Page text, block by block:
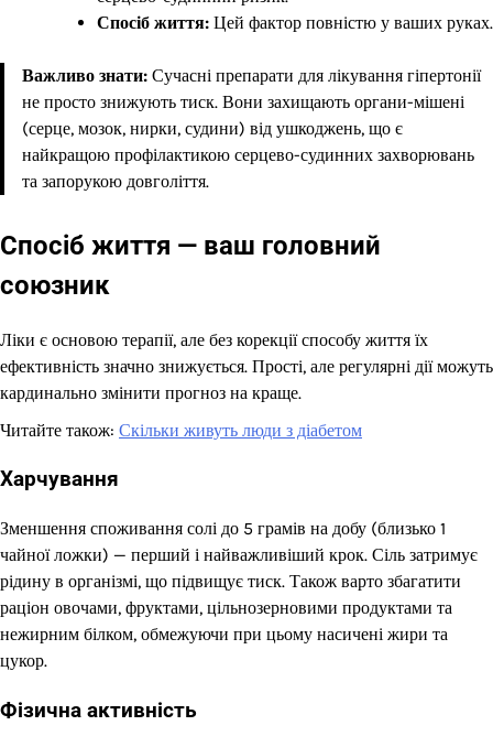
Спосіб життя: Цей фактор повністю у ваших руках.
Важливо знати: Сучасні препарати для лікування гіпертонії
не просто знижують тиск. Вони захищають органи-мішені
(серце, мозок, нирки, судини) від ушкоджень, що є
найкращою профілактикою серцево-судинних захворювань
та запорукою довголіття.
Спосіб життя — ваш головний
союзник
Ліки є основою терапії, але без корекції способу життя їх
ефективність значно знижується. Прості, але регулярні дії можуть
кардинально змінити прогноз на краще.
Читайте також: Скільки живуть люди з діабетом
Харчування
Зменшення споживання солі до 5 грамів на добу (близько 1
чайної ложки) — перший і найважливіший крок. Сіль затримує
рідину в організмі, що підвищує тиск. Також варто збагатити
раціон овочами, фруктами, цільнозерновими продуктами та
нежирним білком, обмежуючи при цьому насичені жири та
цукор.
Фізична активність